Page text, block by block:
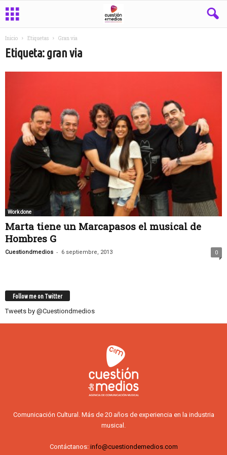
Inicio Etiquetas Gran via
Etiqueta: gran via
Work done
Marta tiene un Marcapasos el musical de
Hombres G
Cuestiondmedios - 6 septiembre, 2013 0
Follow me on Twitter
Tweets by @Cuestiondmedios
Comunicación Cultural. Más de 20 años de experiencia en la industria
musical.
Contáctanos: info@cuestiondemedios.com